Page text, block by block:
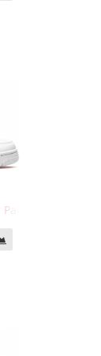
University Red